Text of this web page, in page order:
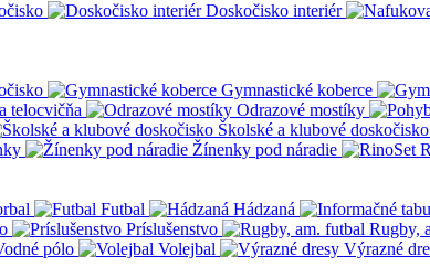
Doskočisko interiér
Gymnastické koberce
telocvičňa Odrazové mostíky
Školské a klubové doskočisko
Žínenky pod náradie
Futbal Hádzaná
Príslušenstvo Rugby,
pólo Volejbal
Výrazné